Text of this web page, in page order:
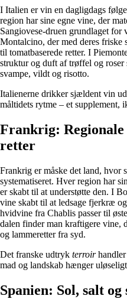
I Italien er vin en dagligdags
region har sine egne vine, der
Sangiovese-druen grundlaget
Montalcino, der med deres friske
til tomatbaserede retter. I
struktur og duft af trøffel og
svampe, vildt og risotto.
Italienerne drikker sjældent vin
måltidets rytme – et supplement,
Frankrig:
retter
Frankrig er måske det land, hvor
systematiseret. Hver region har
er skabt til at understøtte den. I
vine skabt til at ledsage fjerkræ
hvidvine fra Chablis passer til
dalen finder man kraftigere vine,
og lammeretter fra syd.
Det franske udtryk terroirhandler
mad og landskab hænger
Spanien: Sol, salt